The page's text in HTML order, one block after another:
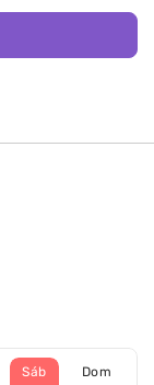
Sáb
Dom